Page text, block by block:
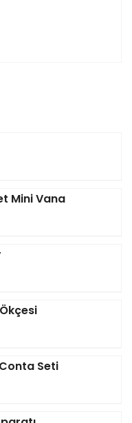
Mini Vana
Seti